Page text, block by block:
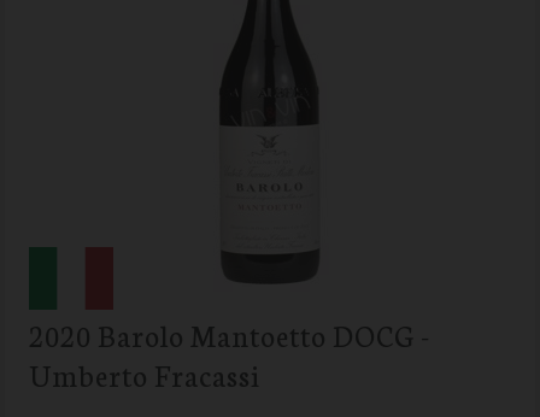
2020 Barolo Mantoetto DOCG -
Umberto Fracassi